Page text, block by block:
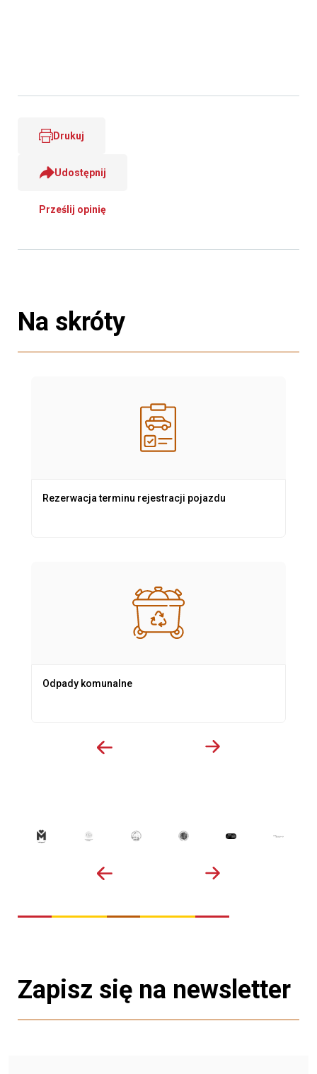
Drukuj
Udostępnij
Prześlij opinię
Na skróty
Rezerwacja terminu rejestracji pojazdu
Odpady komunalne
Zapisz się na newsletter